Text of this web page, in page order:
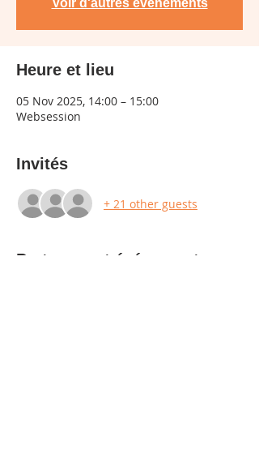
Voir d'autres événements
Heure et lieu
05 Nov 2025, 14:00 – 15:00
Websession
Invités
+ 21 other guests
Partager cet événement